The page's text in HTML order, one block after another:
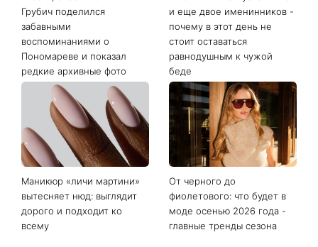
Последние новости